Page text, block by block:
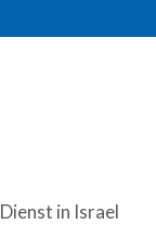
Dienst in Israel